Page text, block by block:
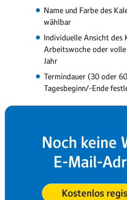
Name und Farbe des
wählbar
Individuelle Ansicht des
Arbeitswoche oder
Jahr
Termindauer (30 oder
Tagesbeginn/-Ende
Noch keine
E-Mail-
Kostenlos